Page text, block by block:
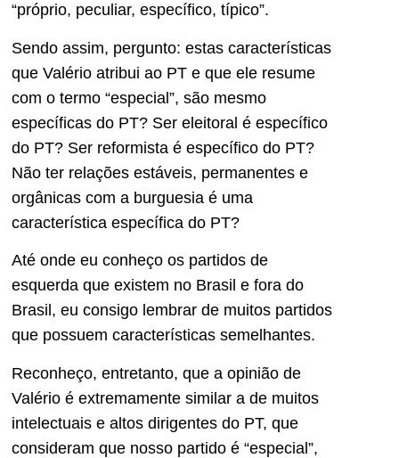
“próprio, peculiar, específico, típico”.
Sendo assim, pergunto: estas características
que Valério atribui ao PT e que ele resume
com o termo “especial”, são mesmo
específicas do PT? Ser eleitoral é específico
do PT? Ser reformista é específico do PT?
Não ter relações estáveis, permanentes e
orgânicas com a burguesia é uma
característica específica do PT?
Até onde eu conheço os partidos de
esquerda que existem no Brasil e fora do
Brasil, eu consigo lembrar de muitos partidos
que possuem características semelhantes.
Reconheço, entretanto, que a opinião de
Valério é extremamente similar a de muitos
intelectuais e altos dirigentes do PT, que
consideram que nosso partido é “especial”,